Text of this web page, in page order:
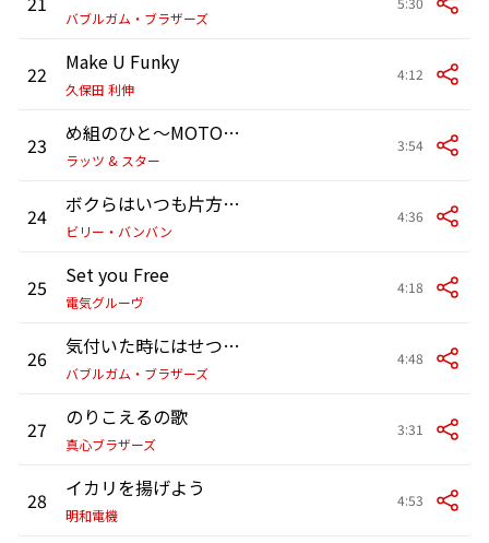
バブルガム・ブラザーズ
22 Make U Funky
久保田 利伸
4:12
23 め組のひと〜MOTOWNPHILLY
ラッツ & スター
3:54
24 ボクらはいつも片方の靴
ビリー・バンバン
4:36
25 Set you Free
電気グルーヴ
4:18
26 気付いた時にはせつなくて
バブルガム・ブラザーズ
4:48
27 のりこえるの歌
真心ブラザーズ
3:31
28 イカリを揚げよう
明和電機
4:53